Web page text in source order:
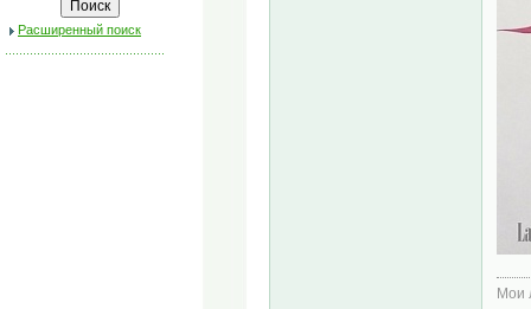
Расширенный поиск
Мои